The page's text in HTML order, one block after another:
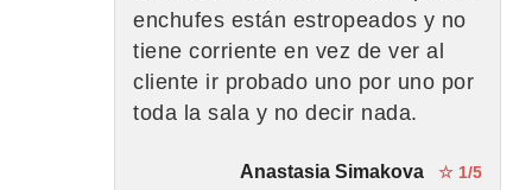
enchufes están estropeados y no
tiene corriente en vez de ver al
cliente ir probado uno por uno por
toda la sala y no decir nada.
Anastasia Simakova ☆ 1/5